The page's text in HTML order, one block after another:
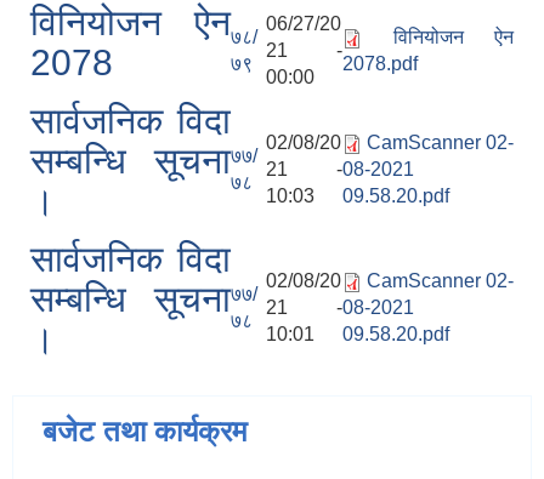
विनियोजन ऐन
2078
७८/
७९
06/27/20
21 -
00:00
विनियोजन ऐन
2078.pdf
सार्वजनिक विदा
सम्बन्धि सूचना
।
७७/
७८
02/08/20
21 -
10:03
CamScanner 02-
08-2021
09.58.20.pdf
सार्वजनिक विदा
सम्बन्धि सूचना
।
७७/
७८
02/08/20
21 -
10:01
CamScanner 02-
08-2021
09.58.20.pdf
बजेट तथा कार्यक्रम